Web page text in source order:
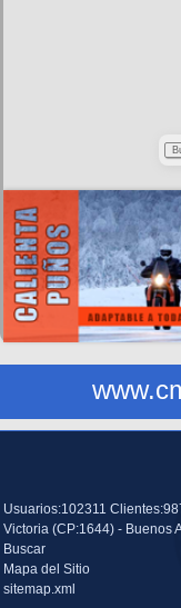
Usuarios:102311
Victoria (CP:1644) - Buenos
Buscar
Mapa del Sitio
sitemap.xml